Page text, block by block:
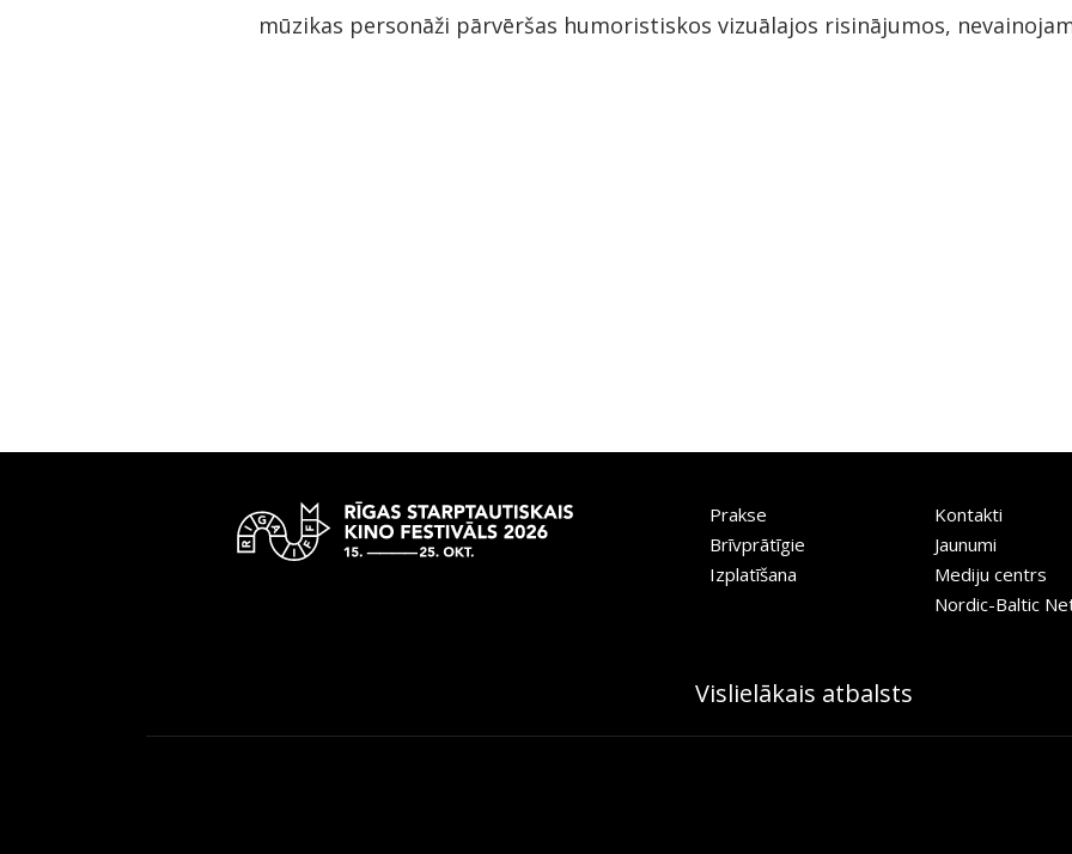
mūzikas personāži pārvēršas humoristiskos vizuālajos risinājumos,
Prakse
Brīvprātīgie
Izplatīšana
Kontakti
Jaunumi
Mediju centrs
Nordic-Baltic
Vislielākais atbalsts